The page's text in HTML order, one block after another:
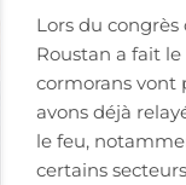
Lors du
Roustan a fait
cormorans vont
avons déjà
le feu,
certains